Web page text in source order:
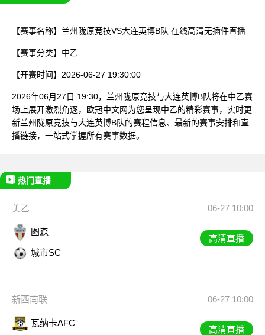
【赛事名称】 兰州陇原竞技VS大连英博B队 在线高清无插件直播
【赛事分类】 中乙
【开赛时间】 2026-06-27 19:30:00
2026年06月27日 19:30，兰州陇原竞技与大连英博B队将在中乙赛
场上展开激烈角逐，欧冠中文网为您呈现中乙的精彩赛事，实时更
新兰州陇原竞技与大连英博B队的赛程信息、最新的赛事安排和直
播链接，一站式掌握所有赛事数据。
热门直播
美乙 06-27 10:00
图森
城市SC
高清直播
新西南联 06-27 10:00
瓦纳卡AFC
高清直播